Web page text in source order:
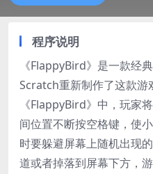
程序说明
《FlappyBird》是一款经
Scratch重新制作了这款
《FlappyBird》中，玩家
间位置不断按空格键，使
时要躲避屏幕上随机出现
道或者掉落到屏幕下方，